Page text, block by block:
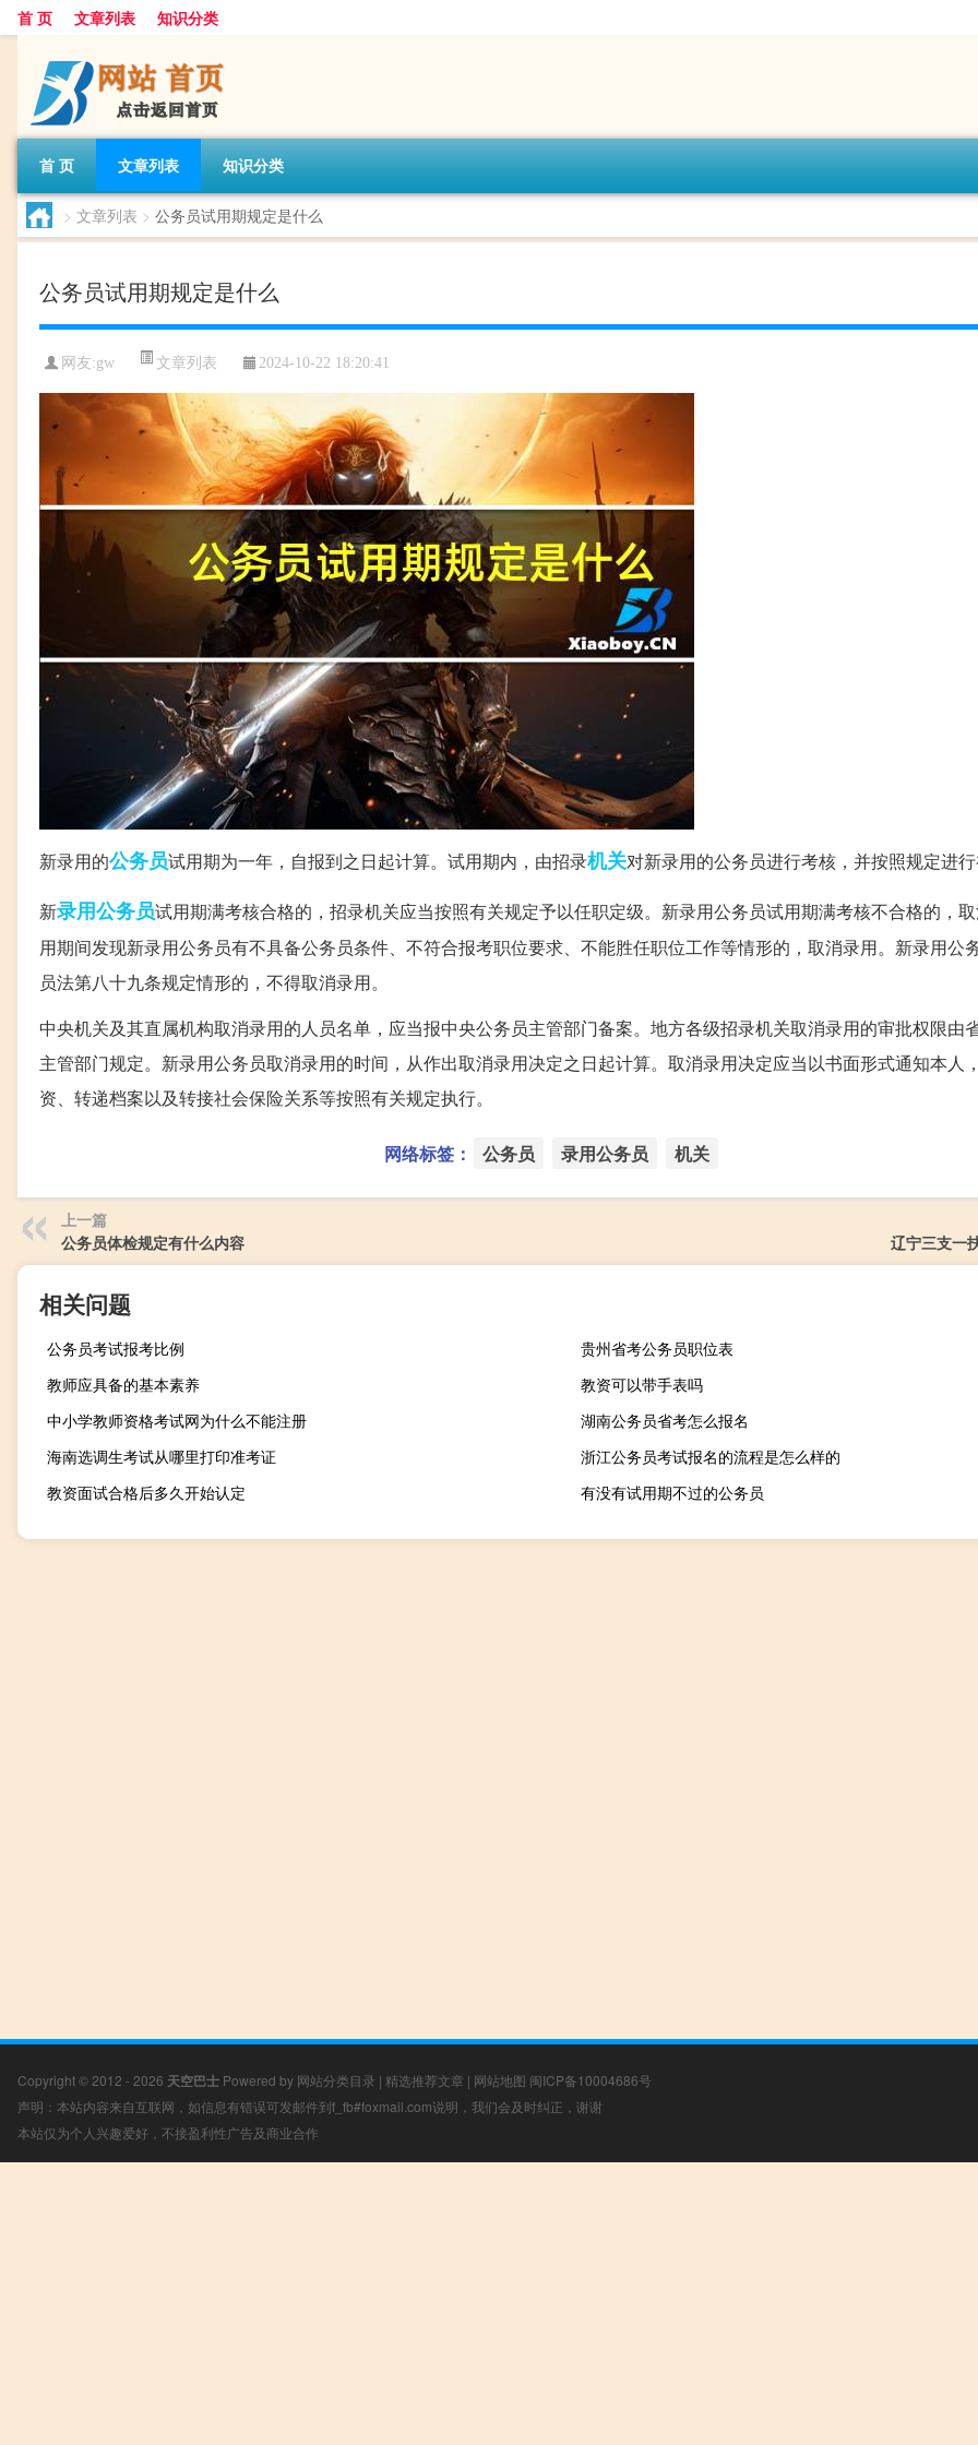
首 页 文章列表 知识分类
首 页 文章列表 知识分类
> 文章列表 > 公务员试用期规定是什么
公务员试用期规定是什么
网友:gw 文章列表 2024-10-22 18:20:41
新录用的公务员试用期为一年，自报到之日起计算。试用期内，由招录机关对新录用的公务员进行考核，并按照规定进
新录用公务员试用期满考核合格的，招录机关应当按照有关规定予以任职定级。新录用公务员试用期满考核不合格的，
用期间发现新录用公务员有不具备公务员条件、不符合报考职位要求、不能胜任职位工作等情形的，取消录用。新录用公
员法第八十九条规定情形的，不得取消录用。
中央机关及其直属机构取消录用的人员名单，应当报中央公务员主管部门备案。地方各级招录机关取消录用的审批权限由
主管部门规定。新录用公务员取消录用的时间，从作出取消录用决定之日起计算。取消录用决定应当以书面形式通知本人
资、转递档案以及转接社会保险关系等按照有关规定执行。
网络标签： 公务员 录用公务员 机关
上一篇
公务员体检规定有什么内容
辽宁三支一
相关问题
公务员考试报考比例
贵州省考公务员职位表
教师应具备的基本素养
教资可以带手表吗
中小学教师资格考试网为什么不能注册
湖南公务员省考怎么报名
海南选调生考试从哪里打印准考证
浙江公务员考试报名的流程是怎么样的
教资面试合格后多久开始认定
有没有试用期不过的公务员
Copyright © 2012 - 2026 天空巴士 Powered by 网站分类目录 | 精选推荐文章 | 网站地图 闽ICP备10004686号
声明：本站内容来自互联网，如信息有错误可发邮件到f_fb#foxmail.com说明，我们会及时纠正，谢谢
本站仅为个人兴趣爱好，不接盈利性广告及商业合作